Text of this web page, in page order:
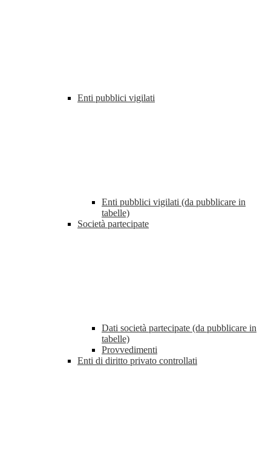
Enti pubblici vigilati
Enti pubblici vigilati (da pubblicare in
tabelle)
Società partecipate
Dati società partecipate (da pubblicare in
tabelle)
Provvedimenti
Enti di diritto privato controllati